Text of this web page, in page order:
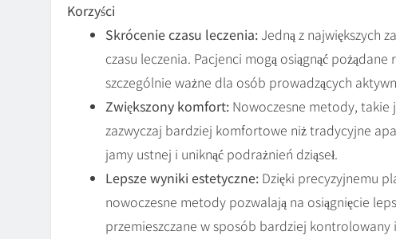
Korzyści
Skrócenie czasu leczenia: Jedną z największych
czasu leczenia. Pacjenci mogą osiągnąć
szczególnie ważne dla osób prowadzących
Zwiększony komfort: Nowoczesne metody, takie
zazwyczaj bardziej komfortowe niż tradycyjne
jamy ustnej i uniknąć podrażnień dziąseł.
Lepsze wyniki estetyczne: Dzięki precyzyjnemu
nowoczesne metody pozwalają na osiągnięcie
przemieszczane w sposób bardziej kontrolowany